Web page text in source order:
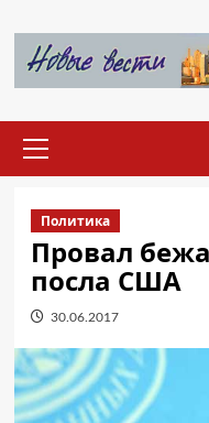
содержимому
меню
Политика
Провал
посла США
30.06.2017